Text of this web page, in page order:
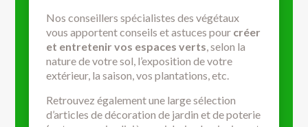
Nos conseillers spécialistes des végétaux
vous apportent conseils et astuces pour créer
et entretenir vos espaces verts, selon la
nature de votre sol, l’exposition de votre
extérieur, la saison, vos plantations, etc.
Retrouvez également une large sélection
d’articles de décoration de jardin et de poterie